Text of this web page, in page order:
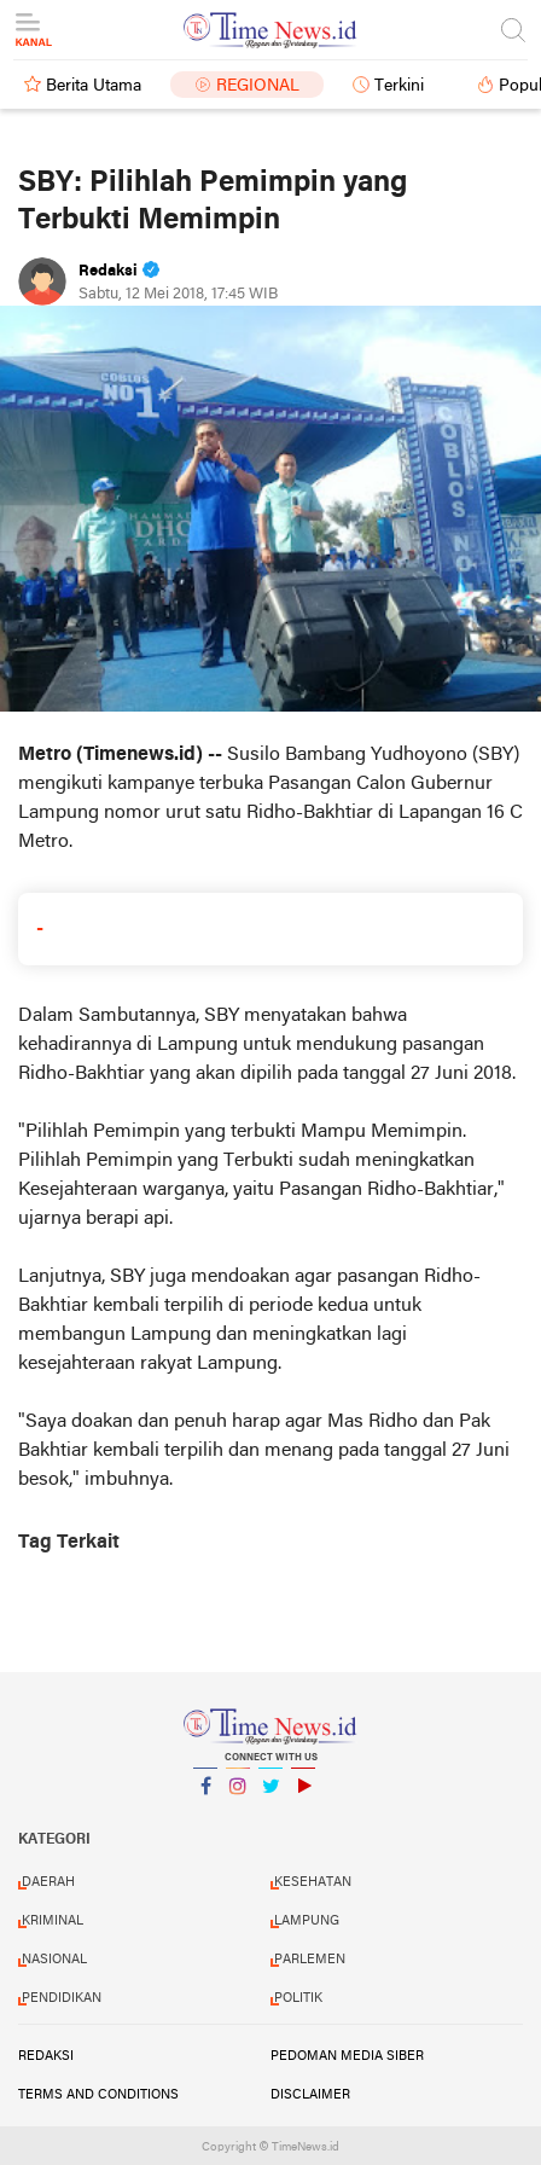
Berita Utama REGIONAL Terkini
SBY: Pilihlah Pemimpin yang
Terbukti Memimpin
Redaksi
Sabtu, 12 Mei 2018, 17:45 WIB
Metro (Timenews.id) -- Susilo Bambang Yudhoyono (SBY)
mengikuti kampanye terbuka Pasangan Calon Gubernur
Lampung nomor urut satu Ridho-Bakhtiar di Lapangan 16 C
Metro.
-
Dalam Sambutannya, SBY menyatakan bahwa
kehadirannya di Lampung untuk mendukung pasangan
Ridho-Bakhtiar yang akan dipilih pada tanggal 27 Juni 2018.
"Pilihlah Pemimpin yang terbukti Mampu Memimpin.
Pilihlah Pemimpin yang Terbukti sudah meningkatkan
Kesejahteraan warganya, yaitu Pasangan Ridho-Bakhtiar,"
ujarnya berapi api.
Lanjutnya, SBY juga mendoakan agar pasangan Ridho-
Bakhtiar kembali terpilih di periode kedua untuk
membangun Lampung dan meningkatkan lagi
kesejahteraan rakyat Lampung.
"Saya doakan dan penuh harap agar Mas Ridho dan Pak
Bakhtiar kembali terpilih dan menang pada tanggal 27 Juni
besok," imbuhnya.
Tag Terkait
CONNECT WITH US
KATEGORI
DAERAH KESEHATAN
KRIMINAL LAMPUNG
NASIONAL PARLEMEN
PENDIDIKAN POLITIK
REDAKSI PEDOMAN MEDIA SIBER
TERMS AND CONDITIONS DISCLAIMER
Copyright © TimeNews.id